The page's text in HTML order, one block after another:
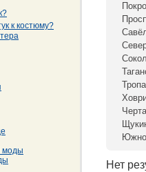
к костюму?
моды
Нет